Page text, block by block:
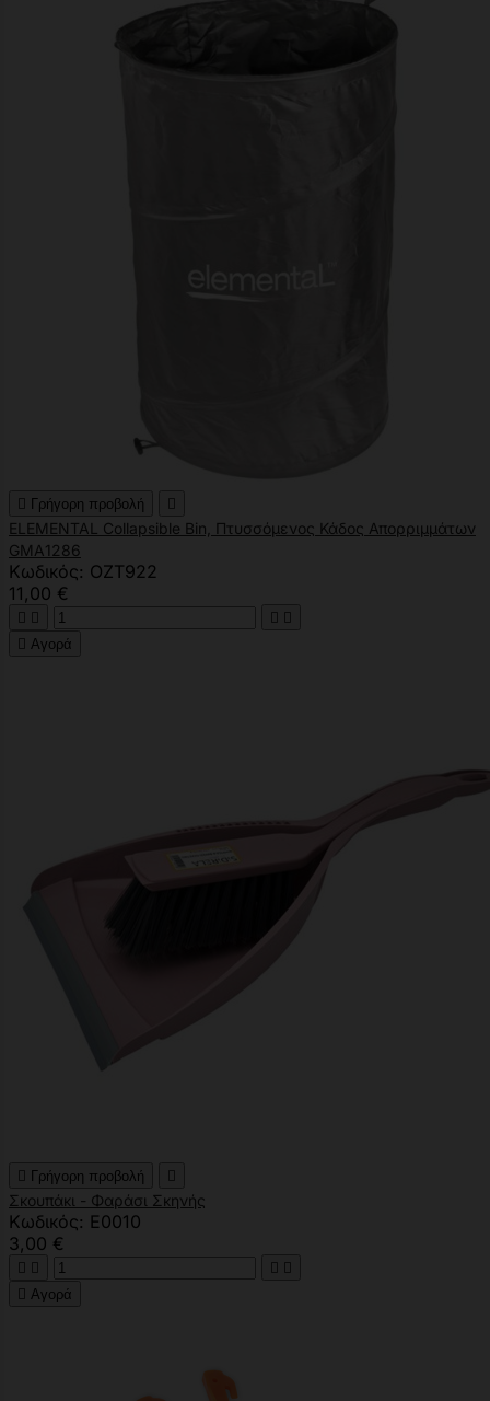
 Γρήγορη προβολή 
ELEMENTAL Collapsible Bin, Πτυσσόμενος Κάδος Απορριμμάτων
GMA1286
Κωδικός: OZT922
11,00 €
   
 Αγορά
 Γρήγορη προβολή 
Σκουπάκι - Φαράσι Σκηνής
Κωδικός: E0010
3,00 €
   
 Αγορά